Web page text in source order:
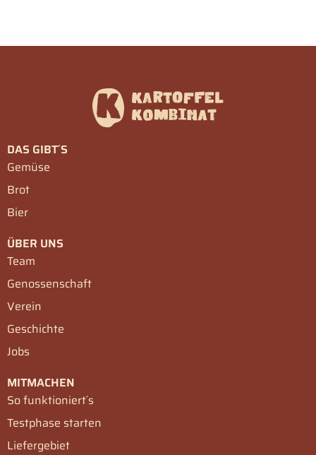
DAS GIBT´S
Gemüse
Brot
Bier
ÜBER UNS
Team
Genossenschaft
Verein
Geschichte
Jobs
MITMACHEN
So funktioniert´s
Testphase starten
Liefergebiet